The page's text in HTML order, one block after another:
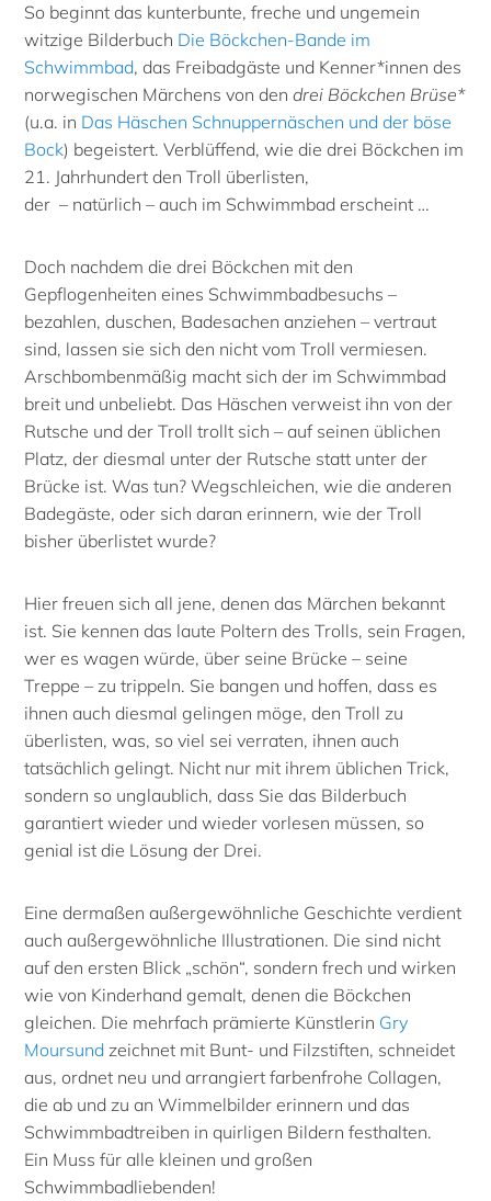
So beginnt das kunterbunte, freche und ungemein
witzige Bilderbuch Die Böckchen-Bande im
Schwimmbad, das Freibadgäste und Kenner*innen des
norwegischen Märchens von dendrei Böckchen Brüse*
(u.a. in Das Häschen Schnuppernäschen und der böse
Bock) begeistert. Verblüffend, wie die drei Böckchen im
21. Jahrhundert den Troll überlisten,
der – natürlich – auch im Schwimmbad erscheint …
Doch nachdem die drei Böckchen mit den
Gepflogenheiten eines Schwimmbadbesuchs –
bezahlen, duschen, Badesachen anziehen – vertraut
sind, lassen sie sich den nicht vom Troll vermiesen.
Arschbombenmäßig macht sich der im Schwimmbad
breit und unbeliebt. Das Häschen verweist ihn von der
Rutsche und der Troll trollt sich – auf seinen üblichen
Platz, der diesmal unter der Rutsche statt unter der
Brücke ist. Was tun? Wegschleichen, wie die anderen
Badegäste, oder sich daran erinnern, wie der Troll
bisher überlistet wurde?
Hier freuen sich all jene, denen das Märchen bekannt
ist. Sie kennen das laute Poltern des Trolls, sein Fragen,
wer es wagen würde, über seine Brücke – seine
Treppe – zu trippeln. Sie bangen und hoffen, dass es
ihnen auch diesmal gelingen möge, den Troll zu
überlisten, was, so viel sei verraten, ihnen auch
tatsächlich gelingt. Nicht nur mit ihrem üblichen Trick,
sondern so unglaublich, dass Sie das Bilderbuch
garantiert wieder und wieder vorlesen müssen, so
genial ist die Lösung der Drei.
Eine dermaßen außergewöhnliche Geschichte verdient
auch außergewöhnliche Illustrationen. Die sind nicht
auf den ersten Blick „schön“, sondern frech und wirken
wie von Kinderhand gemalt, denen die Böckchen
gleichen. Die mehrfach prämierte Künstlerin Gry
Moursund zeichnet mit Bunt- und Filzstiften, schneidet
aus, ordnet neu und arrangiert farbenfrohe Collagen,
die ab und zu an Wimmelbilder erinnern und das
Schwimmbadtreiben in quirligen Bildern festhalten.
Ein Muss für alle kleinen und großen
Schwimmbadliebenden!